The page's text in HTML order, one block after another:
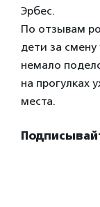
Эрбес.
По отзывам
дети за смену
немало
на прогулках
места.